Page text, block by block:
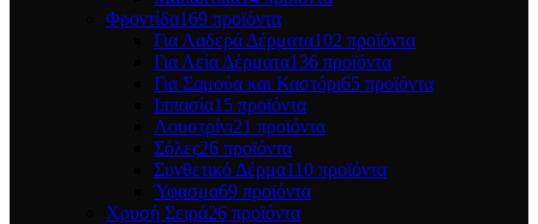
Φροντίδα169 προϊόντα
Για Λαδερά Δέρματα102 προϊόντα
Για Λεία Δέρματα136 προϊόντα
Για Σαμούα και Καστόρι65 προϊόντα
Ιππασία15 προϊόντα
Λουστρίνι21 προϊόντα
Σόλες26 προϊόντα
Συνθετικό Δέρμα110 προϊόντα
Ύφασμα69 προϊόντα
Χρυσή Σειρά26 προϊόντα